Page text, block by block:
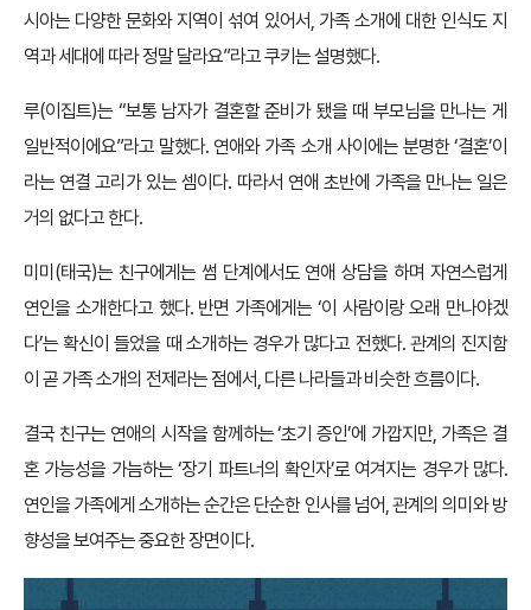
시아는 다양한 문화와 지역이 섞여 있어서, 가족 소개에 대한 인식도 지
역과 세대에 따라 정말 달라요”라고 쿠키는 설명했다.
루(이집트)는 “보통 남자가 결혼할 준비가 됐을 때 부모님을 만나는 게
일반적이에요”라고 말했다. 연애와 가족 소개 사이에는 분명한 ‘결혼’이
라는 연결 고리가 있는 셈이다. 따라서 연애 초반에 가족을 만나는 일은
거의 없다고 한다.
미미(태국)는 친구에게는 썸 단계에서도 연애 상담을 하며 자연스럽게
연인을 소개한다고 했다. 반면 가족에게는 ‘이 사람이랑 오래 만나야겠
다’는 확신이 들었을 때 소개하는 경우가 많다고 전했다. 관계의 진지함
이 곧 가족 소개의 전제라는 점에서, 다른 나라들과 비슷한 흐름이다.
결국 친구는 연애의 시작을 함께하는 ‘초기 증인’에 가깝지만, 가족은 결
혼 가능성을 가늠하는 ‘장기 파트너의 확인자’로 여겨지는 경우가 많다.
연인을 가족에게 소개하는 순간은 단순한 인사를 넘어, 관계의 의미와 방
향성을 보여주는 중요한 장면이다.